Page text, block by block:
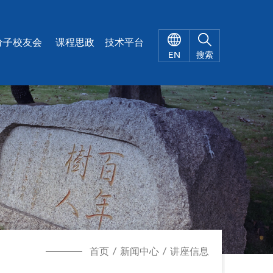
X
子校友会 课程思政 技术平台
搜索
EN
首页 / 新闻中心 / 讲座信息